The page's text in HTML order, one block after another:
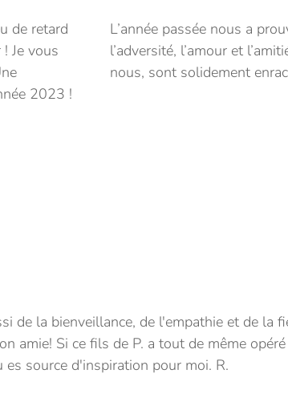
de retard
Je vous
2023 !
L’année passée nous a
l’adversité, l’amour et
nous, sont solidement
de la bienveillance, de l'empathie et de la
amie! Si ce fils de P. a tout de même
source d'inspiration pour moi. R.